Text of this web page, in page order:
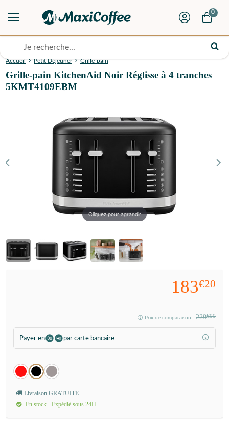
0
Accueil Petit Déjeuner Grille-pain
Grille-pain KitchenAid Noir Réglisse à 4 tranches
5KMT4109EBM
Cliquez pour agrandir
183€20
Prix de comparaison : 229€00
Payer en par carte bancaire
Livraison GRATUITE
En stock - Expédié sous 24H